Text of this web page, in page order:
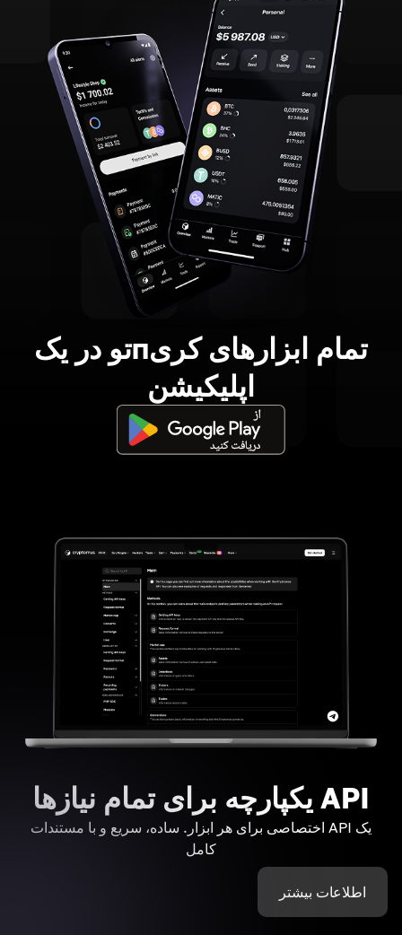
تمام ابزارهای کریпتو در یک
اپلیکیشن
API یکپارچه برای تمام نیازها
یک API اختصاصی برای هر ابزار. ساده، سریع و با مستندات
کامل
اطلاعات بیشتر